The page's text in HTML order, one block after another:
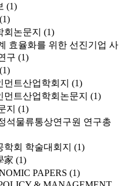
(1)
(1)
논문지 (1)
효율화를 위한 선진기업 사
구 (1)
(1)
먼트산업학회지 (1)
먼트산업학회논문지 (1)
지 (1)
석물류통상연구원 연구총
회 학술대회지 (1)
家 (1)
PAPERS (1)